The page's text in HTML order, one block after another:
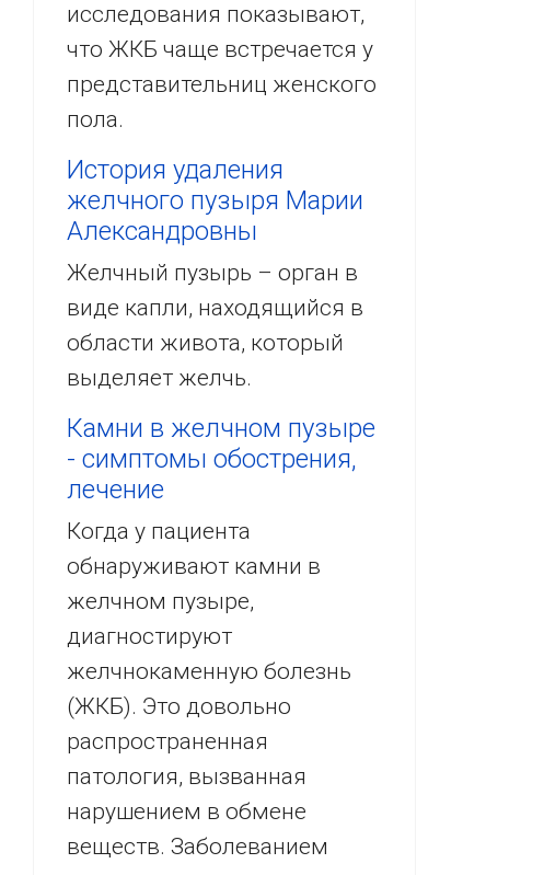
исследования показывают,
что ЖКБ чаще встречается у
представительниц женского
пола.
История удаления
желчного пузыря Марии
Александровны
Желчный пузырь – орган в
виде капли, находящийся в
области живота, который
выделяет желчь.
Камни в желчном пузыре
- симптомы обострения,
лечение
Когда у пациента
обнаруживают камни в
желчном пузыре,
диагностируют
желчнокаменную болезнь
(ЖКБ). Это довольно
распространенная
патология, вызванная
нарушением в обмене
веществ. Заболеванием